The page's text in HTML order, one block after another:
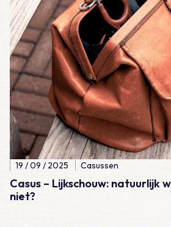
Casus – Lijkschouw: natuurlijk
niet?
19 / 09 / 2025 Casussen